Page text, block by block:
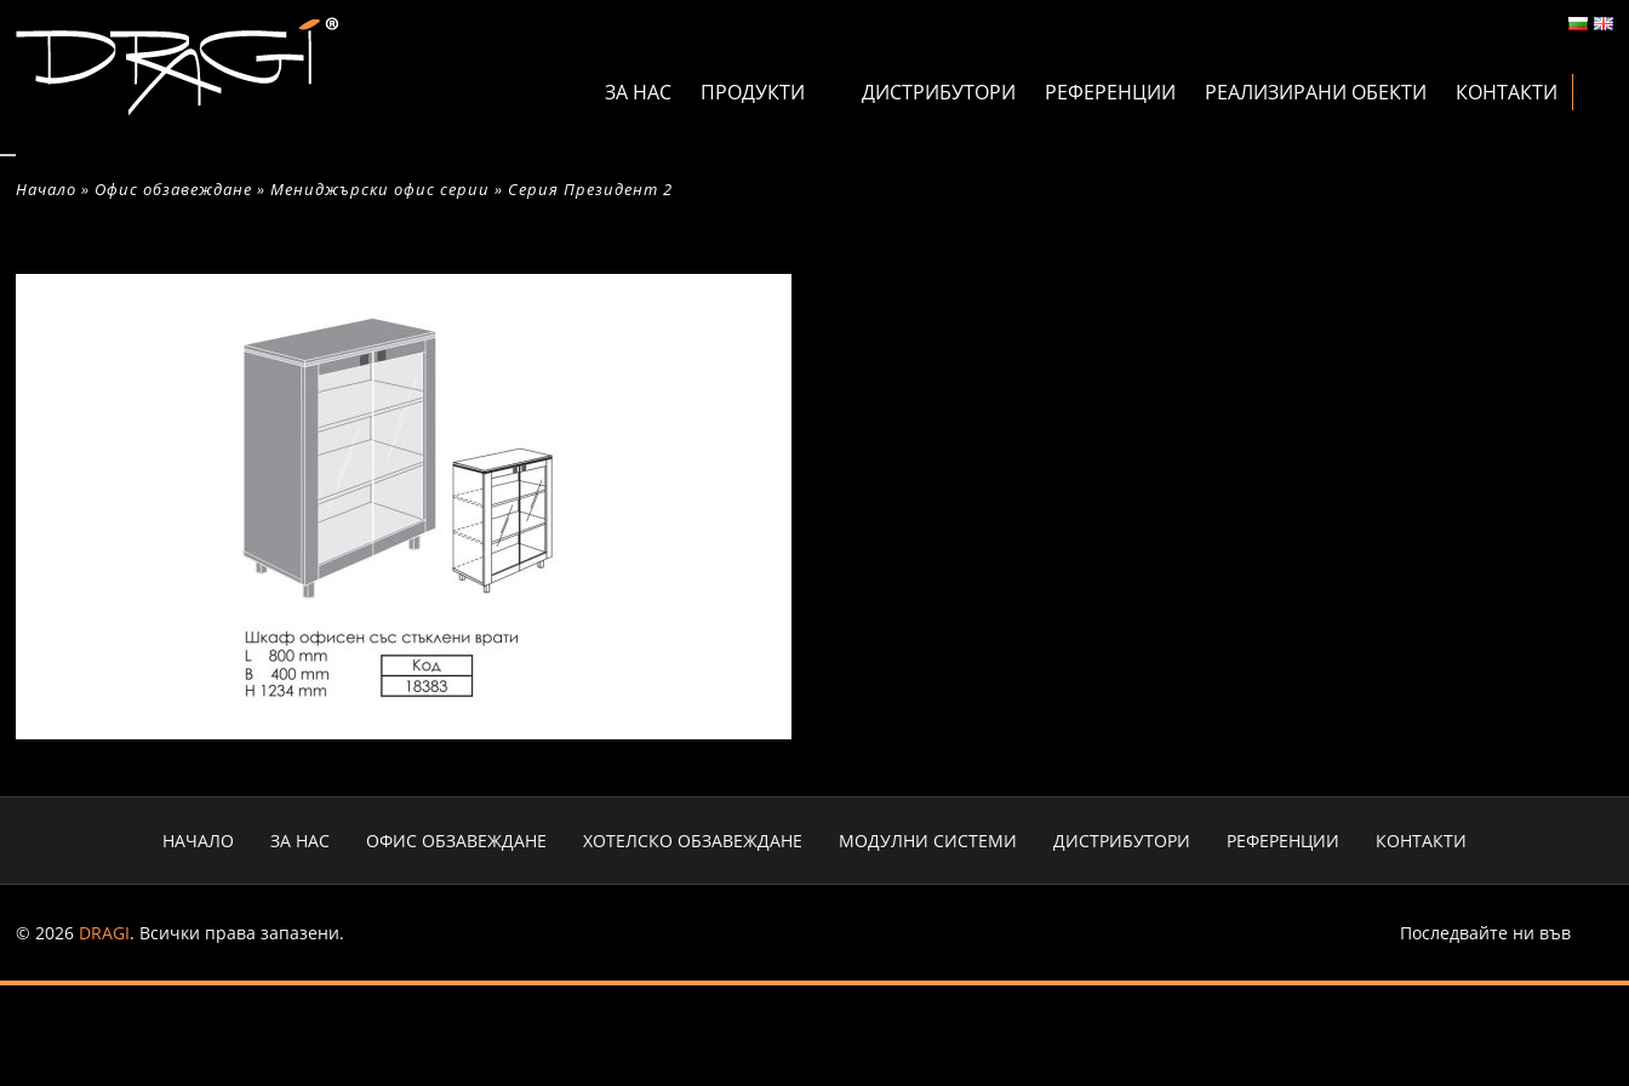
ЗА НАС ПРОДУКТИ ДИСТРИБУТОРИ РЕФЕРЕНЦИИ РЕАЛИЗИРАНИ ОБЕКТИ КОНТАКТИ
Начало » Офис обзавеждане »Мениджърски офис серии » Серия Президент 2
НАЧАЛО ЗА НАС ОФИС ОБЗАВЕЖДАНЕ ХОТЕЛСКО ОБЗАВЕЖДАНЕ МОДУЛНИ СИСТЕМИ ДИСТРИБУТОРИ РЕФЕРЕНЦИИ КОНТАКТИ
Последвайте ни във
© 2026 DRAGI. Всички права запазени.